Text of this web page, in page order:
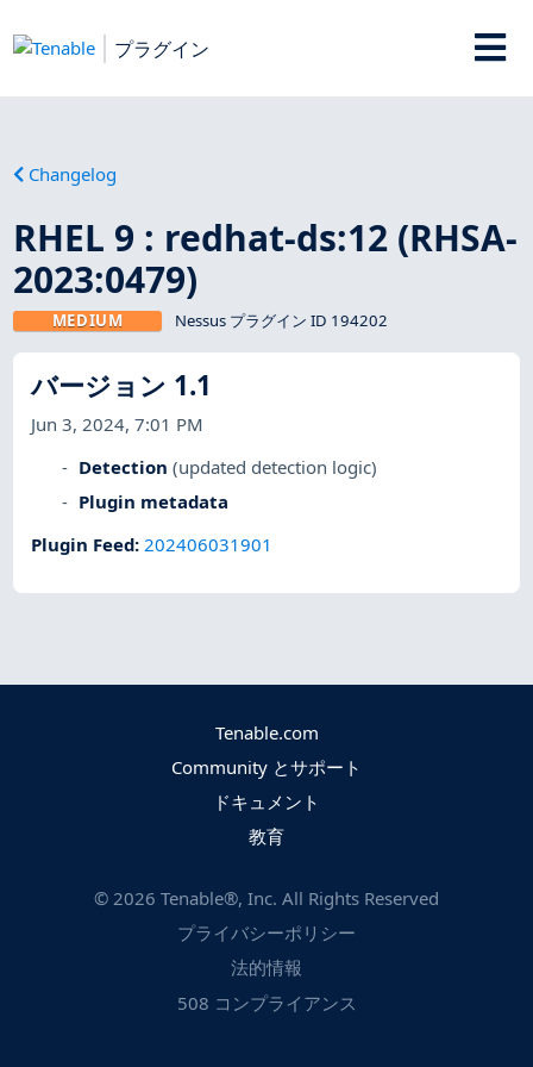
プラグイン
Changelog
RHEL 9 : redhat-ds:12 (RHSA-
2023:0479)
MEDIUM Nessus プラグイン ID 194202
バージョン 1.1
Jun 3, 2024, 7:01 PM
Detection (updated detection logic)
Plugin metadata
Plugin Feed:202406031901
Tenable.com
Community とサポート
ドキュメント
教育
© 2026 Tenable®, Inc. All Rights Reserved
プライバシーポリシー
法的情報
508 コンプライアンス